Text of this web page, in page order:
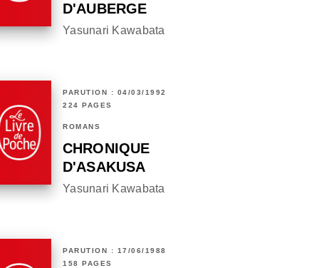
D'AUBERGE
Yasunari Kawabata
PARUTION : 04/03/1992
224 PAGES
ROMANS
CHRONIQUE
D'ASAKUSA
Yasunari Kawabata
PARUTION : 17/06/1988
158 PAGES